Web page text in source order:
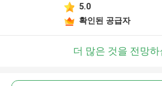
5.0
확인된 공급자
더 많은 것을 전망하